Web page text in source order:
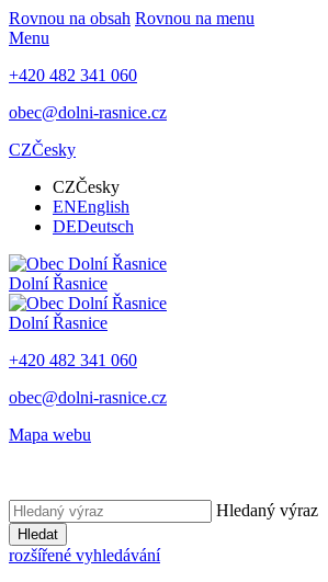
Rovnou na obsah Rovnou na menu
Menu
+420 482 341 060
obec@dolni-rasnice.cz
CZČesky
CZČesky
ENEnglish
DEDeutsch
Dolní Řasnice
Dolní Řasnice
+420 482 341 060
obec@dolni-rasnice.cz
Mapa webu
Hledaný výraz
Hledat
rozšířené vyhledávání